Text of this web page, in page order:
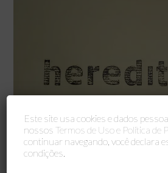
Este site usa cookies e dados
nossosTermos de Uso e Política de
continuar navegando, você declara
condições.